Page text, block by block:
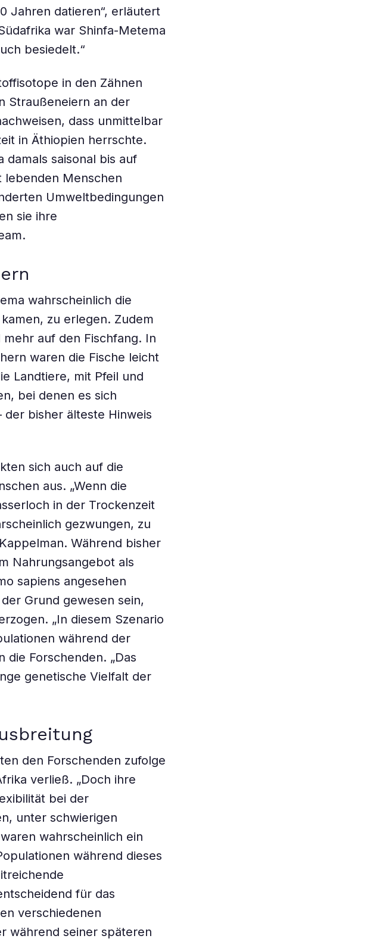
Jahren datieren“, erläutert
war Shinfa-Metema
besiedelt.“
in den Zähnen
Straußeneiern an der
dass unmittelbar
in Äthiopien herrschte.
damals saisonal bis auf
lebenden Menschen
Umweltbedingungen
sie ihre
wahrscheinlich die
zu erlegen. Zudem
auf den Fischfang. In
waren die Fische leicht
Landtiere, mit Pfeil und
bei denen es sich
bisher älteste Hinweis
sich auch auf die
aus. „Wenn die
in der Trockenzeit
gezwungen, zu
Während bisher
Nahrungsangebot als
sapiens angesehen
Grund gewesen sein,
„In diesem Szenario
während der
die Forschenden. „Das
genetische Vielfalt der
den Forschenden zufolge
verließ. „Doch ihre
bei der
unter schwierigen
wahrscheinlich ein
während dieses
für das
verschiedenen
während seiner späteren